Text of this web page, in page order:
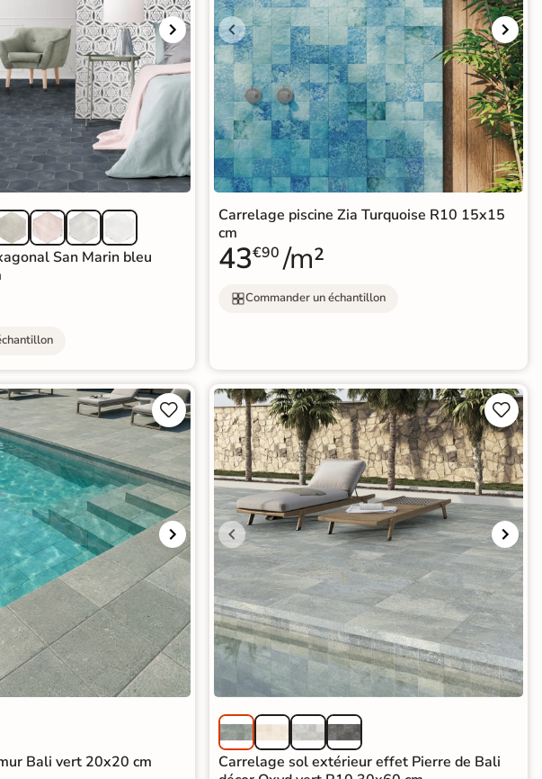
San Marin bleu
Carrelage piscine Zia Turquoise R10 15x15
cm
43€90 /m²
Commander un échantillon


Bali vert 20x20 cm


Carrelage sol extérieur effet Pierre de Bali